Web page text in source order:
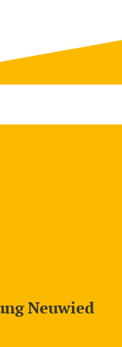
Neuwied